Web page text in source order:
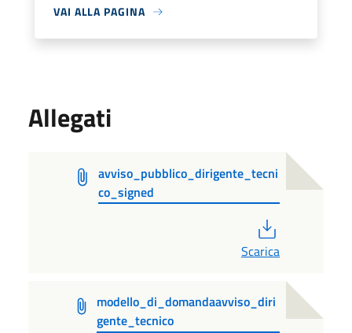
VAI ALLA PAGINA
Allegati
avviso_pubblico_dirigente_tecni
co_signed
Scarica
modello_di_domandaavviso_diri
gente_tecnico